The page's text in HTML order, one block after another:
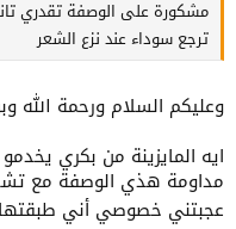
مشكورة على الوصفة تقدري
ترجع سوداء عند نزع الشعر
وعليكم السلام ورحمة الله
ايه المايزينة من بكري
مداومة هذي الوصفة مع
عجبتني خصوصي أني